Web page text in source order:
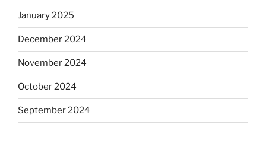
January 2025
December 2024
November 2024
October 2024
September 2024